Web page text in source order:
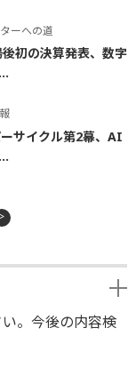
ーへの道
初の決算発表、数字
サイクル第2幕、AI
。今後の内容検